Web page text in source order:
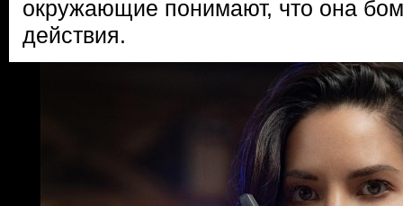
окружающие понимают, что она
действия.